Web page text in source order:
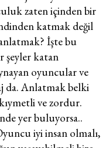
zaten içinden bir
katmak değil
İşte bu
şeyler katan
oyuncular ve
da. Anlatmak belki
ve zordur.
yer buluyorsa..
iyi insan olmalı,